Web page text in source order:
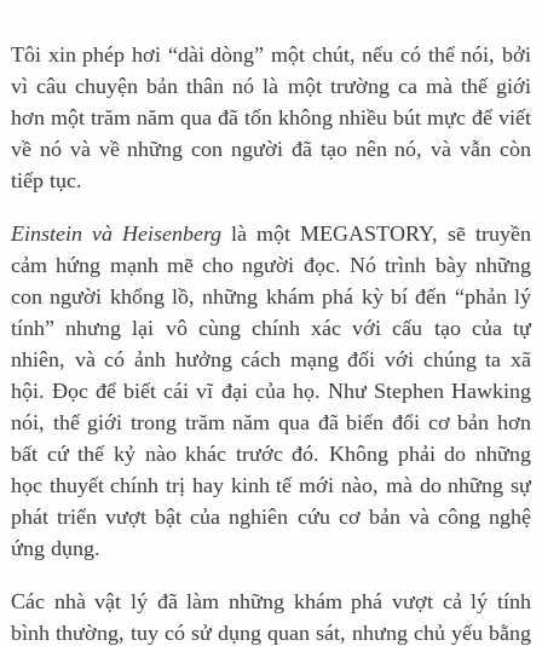
Tôi xin phép hơi “dài dòng” một chút, nếu có thể nói, bởi
vì câu chuyện bản thân nó là một trường ca mà thế giới
hơn một trăm năm qua đã tốn không nhiều bút mực để viết
về nó và về những con người đã tạo nên nó, và vẫn còn
tiếp tục.
Einstein và Heisenberglà một MEGASTORY, sẽ truyền
cảm hứng mạnh mẽ cho người đọc. Nó trình bày những
con người khổng lồ, những khám phá kỳ bí đến “phản lý
tính” nhưng lại vô cùng chính xác với cấu tạo của tự
nhiên, và có ảnh hưởng cách mạng đối với chúng ta xã
hội. Đọc để biết cái vĩ đại của họ. Như Stephen Hawking
nói, thế giới trong trăm năm qua đã biến đổi cơ bản hơn
bất cứ thế kỷ nào khác trước đó. Không phải do những
học thuyết chính trị hay kinh tế mới nào, mà do những sự
phát triển vượt bật của nghiên cứu cơ bản và công nghệ
ứng dụng.
Các nhà vật lý đã làm những khám phá vượt cả lý tính
bình thường, tuy có sử dụng quan sát, nhưng chủ yếu bằng